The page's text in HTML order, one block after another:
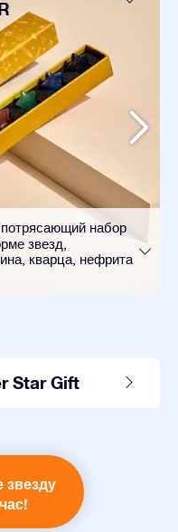
набор
звезд,
кварца, нефрита
Star Gift
звезду